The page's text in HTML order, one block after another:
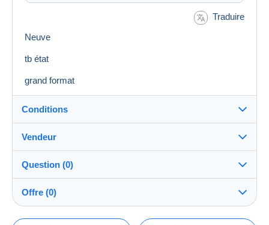
Traduire
Neuve
tb état
grand format
Conditions
Destination :
Voir la liste des pays
Expédition :
Envoi après paiement
Vendeur
bajec51100%(16749x)
Boutique
Question (0)
Offre (0)